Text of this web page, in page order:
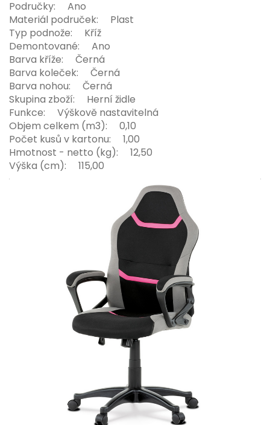
Područky: Ano
Materiál područek: Plast
Typ podnože: Kříž
Demontované: Ano
Barva kříže: Černá
Barva koleček: Černá
Barva nohou: Černá
Skupina zboží: Herní židle
Funkce: Výškově nastavitelná
Objem celkem (m3): 0,10
Počet kusů v kartonu: 1,00
Hmotnost - netto (kg): 12,50
Výška (cm): 115,00